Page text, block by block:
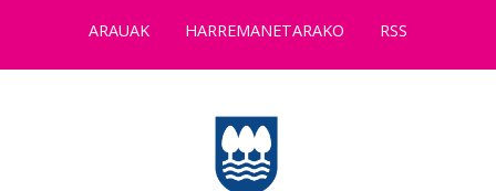
ARAUAK
HARREMANETARAKO RSS